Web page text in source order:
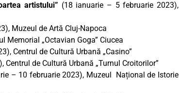
artistului” (18 ianuarie – 5 februarie 2023),
Muzeul de Artă Cluj-Napoca
Memorial „Octavian Goga” Ciucea
Centrul de Cultură Urbană „Casino”
de Cultură Urbană „Turnul Croitorilor”
– 10 februarie 2023), Muzeul Național de Istorie